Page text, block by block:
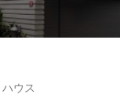
ウス